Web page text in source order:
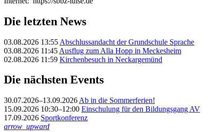
Die letzten News
03.08.2026 13:55 Abschlussandacht der Grundschule Sprache
03.08.2026 11:45 Ausflug zum Alla Hopp in Meckesheim
02.08.2026 11:59 Kirchenbesuch in Neckargemünd
Die nächsten Events
30.07.2026–13.09.2026 Ab in die Sommerferien!
15.09.2026 10:30–12:00 Einschulung für den Bildungsgang AV
17.09.2026 Sportkonferenz
arrow_upward